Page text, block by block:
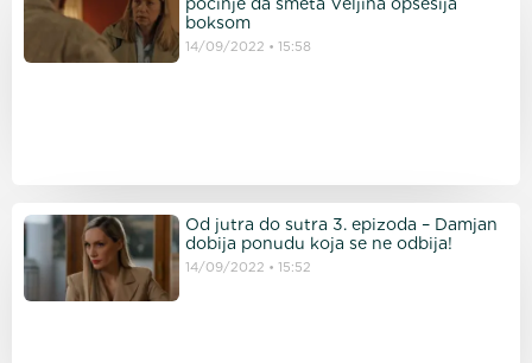
počinje da smeta Veljina opsesija
boksom
14/09/2022 15:58
Od jutra do sutra 3. epizoda – Damjan
dobija ponudu koja se ne odbija!
14/09/2022 15:52